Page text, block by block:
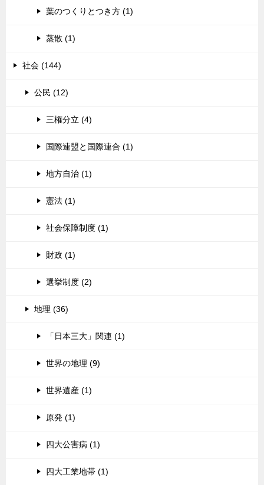
葉のつくりとつき方 (1)
蒸散 (1)
社会 (144)
公民 (12)
三権分立 (4)
国際連盟と国際連合 (1)
地方自治 (1)
憲法 (1)
社会保障制度 (1)
財政 (1)
選挙制度 (2)
地理 (36)
「日本三大」関連 (1)
世界の地理 (9)
世界遺産 (1)
原発 (1)
四大公害病 (1)
四大工業地帯 (1)